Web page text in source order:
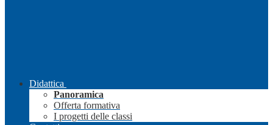
Didattica
Panoramica
Offerta formativa
I progetti delle classi